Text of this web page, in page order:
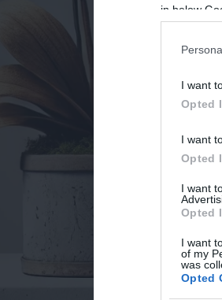
in below
I want
Opted
I want
Opted
I want
Opted
I want
of my
was
Opted